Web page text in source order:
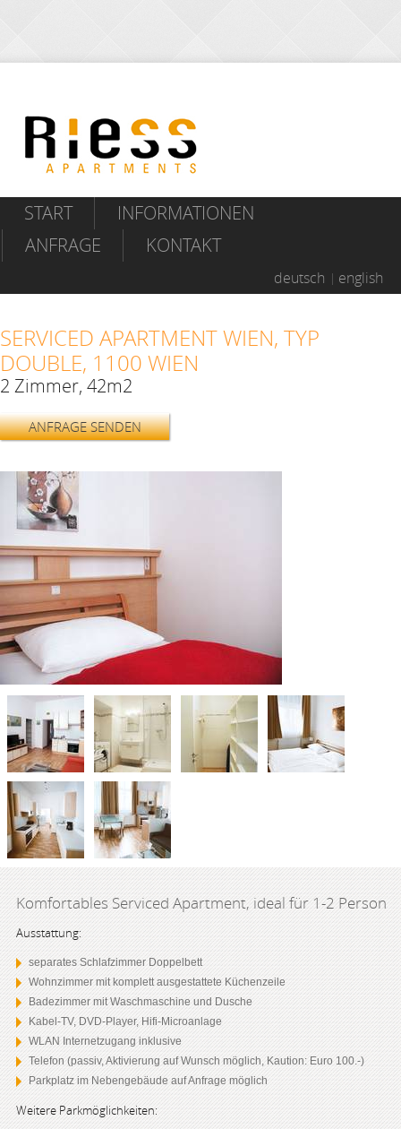
START
INFORMATIONEN
ANFRAGE
KONTAKT
deutsch english
SERVICED APARTMENT WIEN, TYP
DOUBLE, 1100 WIEN
2 Zimmer, 42m2
ANFRAGE SENDEN
Komfortables Serviced Apartment, ideal für 1-2 Person
Ausstattung:
separates Schlafzimmer Doppelbett
Wohnzimmer mit komplett ausgestattete Küchenzeile
Badezimmer mit Waschmaschine und Dusche
Kabel-TV, DVD-Player, Hifi-Microanlage
WLAN Internetzugang inklusive
Telefon (passiv, Aktivierung auf Wunsch möglich, Kaution: Euro 100.-)
Parkplatz im Nebengebäude auf Anfrage möglich
Weitere Parkmöglichkeiten: